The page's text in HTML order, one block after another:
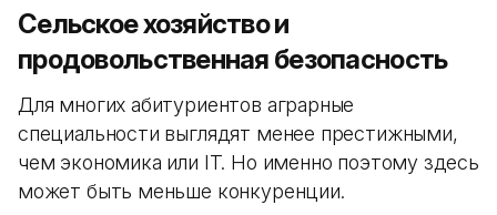
Сельское хозяйство и
продовольственная безопасность
Для многих абитуриентов аграрные
специальности выглядят менее престижными,
чем экономика или IT. Но именно поэтому здесь
может быть меньше конкуренции.